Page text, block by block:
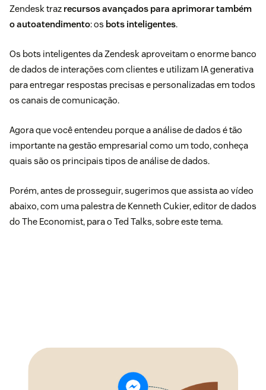
Zendesk traz recursos avançados para aprimorar também
o autoatendimento: os bots inteligentes.
Os bots inteligentes da Zendesk aproveitam o enorme banco
de dados de interações com clientes e utilizam IA generativa
para entregar respostas precisas e personalizadas em todos
os canais de comunicação.
Agora que você entendeu porque a análise de dados é tão
importante na gestão empresarial como um todo, conheça
quais são os principais tipos de análise de dados.
Porém, antes de prosseguir, sugerimos que assista ao vídeo
abaixo, com uma palestra de Kenneth Cukier, editor de dados
do The Economist, para o Ted Talks, sobre este tema.